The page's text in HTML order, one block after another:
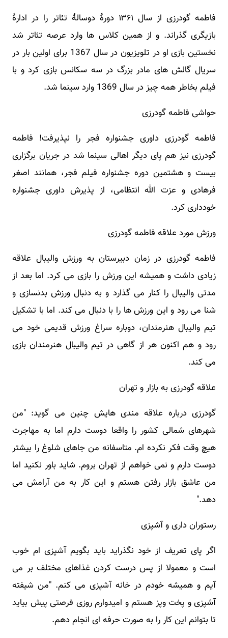
فاطمه گودرزی از سال ۱۳۶۱ دورهٔ دوسالهٔ تئاتر را در ادارهٔ
بازیگری گذراند. و از همین کلاس ها وارد عرصه تئاتر شد
نخستین بازی او در تلویزیون در سال 1367 برای اولین بار در
سریال گالش های مادر بزرگ در سه سکانس بازی کرد و با
فیلم بخاطر همه چیز در سال 1369 وارد سینما شد.
حواشی فاطمه گودرزی
فاطمه گودرزی داوری جشنواره فجر را نپذیرفت! فاطمه
گودرزی نیز هم پای دیگر اهالی سینما شد در جریان برگزاری
بیست و هشتمین دوره جشنواره فیلم فجر، همانند اصغر
فرهادی و عزت الله انتظامی، از پذیرش داوری جشنواره
خودداری کرد.
ورزش مورد علاقه فاطمه گودرزی
فاطمه گودرزی در زمان دبیرستان به ورزش والیبال علاقه
زیادی داشت و همیشه این ورزش را بازی می کرد. اما بعد از
مدتی والیبال را کنار می گذارد و به دنبال ورزش بدنسازی و
شنا می رود و این ورزش ها را با دنبال می کند. اما با تشکیل
تیم والیبال هنرمندان، دوباره سراغ ورزش قدیمی خود می
رود و هم اکنون هر از گاهی در تیم والیبال هنرمندان بازی
می کند.
علاقه گودرزی به بازار و تهران
گودرزی درباره علاقه مندی هایش چنین می گوید: "من
شهرهای شمالی کشور را واقعا دوست دارم اما به مهاجرت
هیچ وقت فکر نکرده ام. متاسفانه من جاهای شلوغ را بیشتر
دوست دارم و نمی خواهم از تهران بروم. شاید باور نکنید اما
من عاشق بازار رفتن هستم و این کار به من آرامش می
دهد."
رستوران داری و آشپزی
اگر پای تعریف از خود نگذراید باید بگویم آشپزی ام خوب
است و معمولا از پس درست کردن غذاهای مختلف بر می
آیم و همیشه خودم در خانه آشپزی می کنم. "من شیفته
آشپزی و پخت وپز هستم و امیدوارم روزی فرصتی پیش بیاید
تا بتوانم این کار را به صورت حرفه ای انجام دهم.